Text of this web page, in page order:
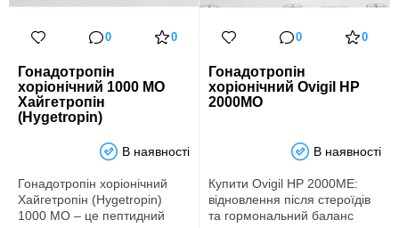
0 0
Гонадотропін
хоріонічний 1000 МО
Хайгетропін
(Hygetropin)
В наявності
Гонадотропін хоріонічний
Хайгетропін (Hygetropin)
1000 МО – це пептидний
0 0
Гонадотропін
хоріонічний Ovigil HP
2000МО
В наявності
Купити Ovigil HP 2000МЕ:
відновлення після стероїдів
та гормональний баланс